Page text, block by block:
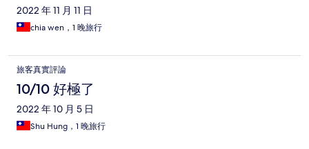
2022 年 11 月 11 日
chia wen，1 晚旅行
旅客真實評論
10/10 好極了
2022 年 10 月 5 日
Shu Hung，1 晚旅行